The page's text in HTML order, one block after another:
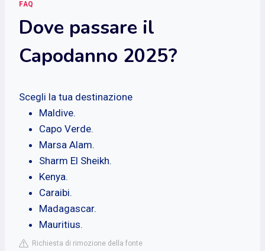
FAQ
Dove passare il
Capodanno 2025?
Scegli la tua destinazione
Maldive.
Capo Verde.
Marsa Alam.
Sharm El Sheikh.
Kenya.
Caraibi.
Madagascar.
Mauritius.
Richiesta di rimozione della fonte